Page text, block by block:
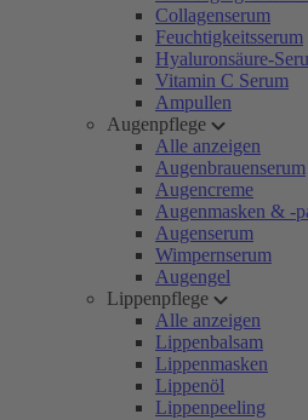
Collagenserum
Feuchtigkeitsserum
Hyaluronsäure-
Vitamin C Serum
Ampullen
Augenpflege
Alle anzeigen
Augenbrauenserum
Augencreme
Augenmasken & -
Augenserum
Wimpernserum
Augengel
Lippenpflege
Alle anzeigen
Lippenbalsam
Lippenmasken
Lippenöl
Lippenpeeling